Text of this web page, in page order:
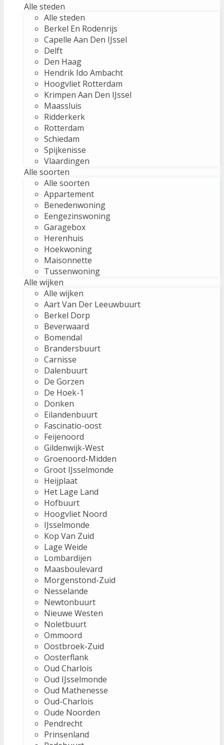
Alle steden
Alle steden
Berkel En Rodenrijs
Capelle Aan Den IJssel
Delft
Den Haag
Hendrik Ido Ambacht
Hoogvliet Rotterdam
Krimpen Aan Den IJssel
Maassluis
Ridderkerk
Rotterdam
Schiedam
Spijkenisse
Vlaardingen
Alle soorten
Alle soorten
Appartement
Benedenwoning
Eengezinswoning
Garagebox
Herenhuis
Hoekwoning
Maisonnette
Tussenwoning
Alle wijken
Alle wijken
Aart Van Der Leeuwbuurt
Berkel Dorp
Beverwaard
Bomendal
Brandersbuurt
Carnisse
Dalenbuurt
De Gorzen
De Hoek-1
Donken
Eilandenbuurt
Fascinatio-oost
Feijenoord
Gildenwijk-West
Groenoord-Midden
Groot IJsselmonde
Heijplaat
Het Lage Land
Hofbuurt
Hoogvliet Noord
IJsselmonde
Kop Van Zuid
Lage Weide
Lombardijen
Maasboulevard
Morgenstond-Zuid
Nesselande
Newtonbuurt
Nieuwe Westen
Noletbuurt
Ommoord
Oostbroek-Zuid
Oosterflank
Oud Charlois
Oud IJsselmonde
Oud Mathenesse
Oud-Charlois
Oude Noorden
Pendrecht
Prinsenland